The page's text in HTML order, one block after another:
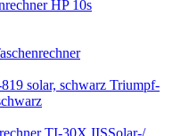
HP 10s
Triumpf-